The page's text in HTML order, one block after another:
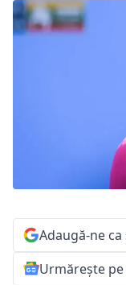
Adaugă-ne
Urmărește